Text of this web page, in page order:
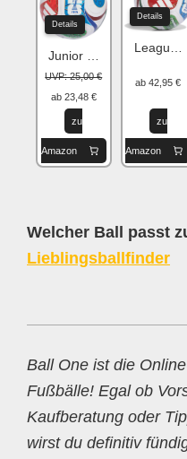
Details
Junior 290
UVP: 25,00 €
ab 23,48 €
zu
Amazon
Details
League
ab 42,95 €
zu
Amazon
Welcher Ball passt
Lieblingsballfinder
Ball One ist die
Fußbälle! Egal ob
Kaufberatung oder
wirst du definitiv